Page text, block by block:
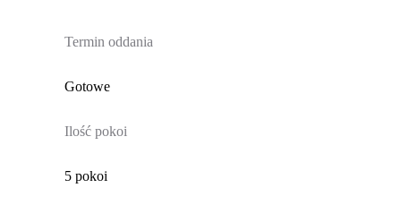
Termin oddania
Gotowe
Ilość pokoi
5 pokoi